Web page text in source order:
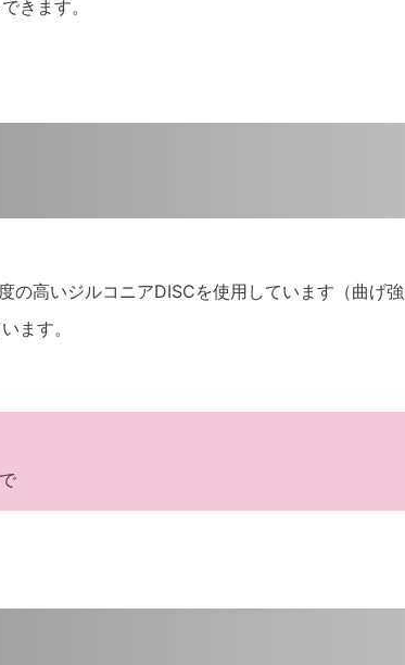
きます。
の高いジルコニアDISCを使用しています（曲げ強
ます。